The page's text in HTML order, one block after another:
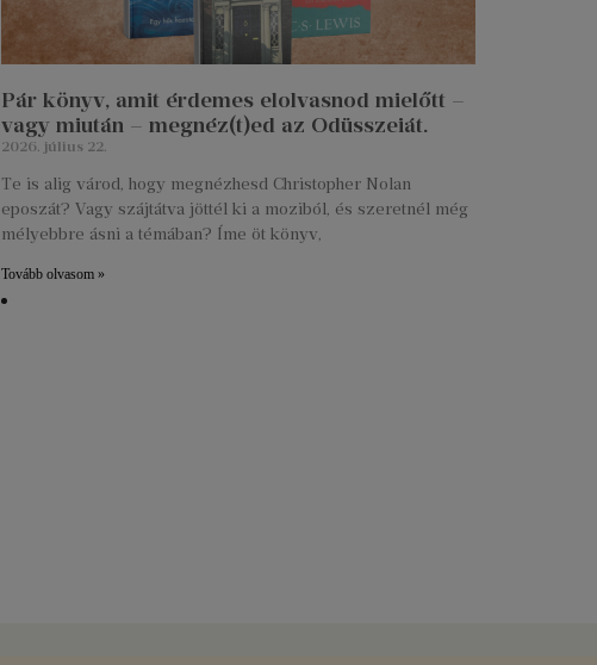
Pár könyv, amit érdemes elolvasnod mielőtt –
vagy miután – megnéz(t)ed az Odüsszeiát.
2026. július 22.
Te is alig várod, hogy megnézhesd Christopher Nolan
eposzát? Vagy szájtátva jöttél ki a moziból, és szeretnél még
mélyebbre ásni a témában? Íme öt könyv,
Tovább olvasom »